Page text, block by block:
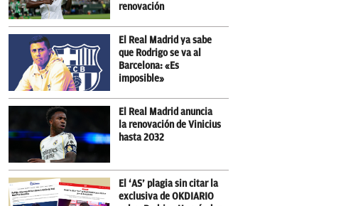
renovación
El Real Madrid ya sabe
que Rodrigo se va al
Barcelona: «Es
imposible»
El Real Madrid anuncia
la renovación de Vinicius
hasta 2032
El ‘AS’ plagia sin citar la
exclusiva de OKDIARIO